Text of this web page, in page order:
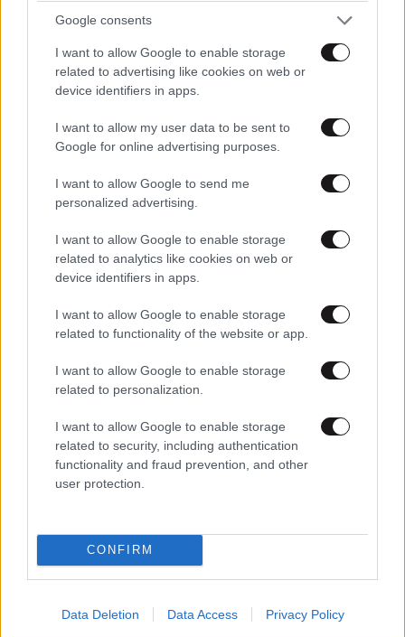
Google consents
I want to allow Google to enable storage
related to advertising like cookies on web or
device identifiers in apps.
I want to allow my user data to be sent to
Google for online advertising purposes.
I want to allow Google to send me
personalized advertising.
I want to allow Google to enable storage
related to analytics like cookies on web or
device identifiers in apps.
I want to allow Google to enable storage
related to functionality of the website or app.
I want to allow Google to enable storage
related to personalization.
I want to allow Google to enable storage
related to security, including authentication
functionality and fraud prevention, and other
user protection.
CONFIRM
Data Deletion Data Access Privacy Policy
LIFESTYLE06·08·2026 16:11
Βλαδίμηρος Κυριακίδης: «Δεν πιστεύω στον
Η Τατιάνα Στεφανίδου με μπικίνι στην